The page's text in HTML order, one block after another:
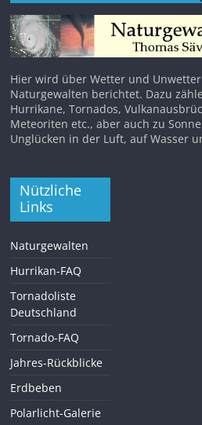
Hier wird über Wetter und
Naturgewalten berichtet. Dazu
Hurrikane, Tornados,
Meteoriten etc., aber auch zu
Unglücken in der Luft, auf Wasser
Nützliche
Links
Naturgewalten
Hurrikan-FAQ
Tornadoliste
Deutschland
Tornado-FAQ
Jahres-Rückblicke
Erdbeben
Polarlicht-Galerie